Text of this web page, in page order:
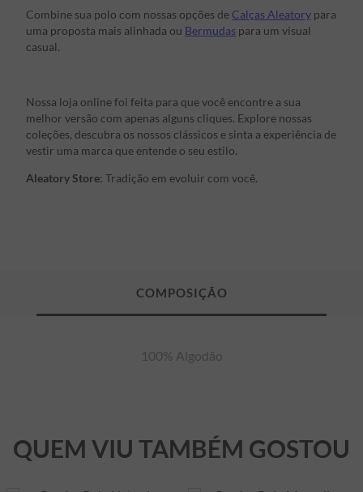
Combine sua polo com nossas opções de Calças Aleatory para
uma proposta mais alinhada ou Bermudas para um visual
casual.
Nossa loja online foi feita para que você encontre a sua
melhor versão com apenas alguns cliques. Explore nossas
coleções, descubra os nossos clássicos e sinta a experiência de
vestir uma marca que entende o seu estilo.
Aleatory Store: Tradição em evoluir com você.
100% Algodão
QUEM VIU TAMBÉM GOSTOU